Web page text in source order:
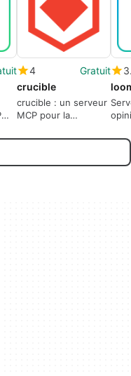
4
Gratuit
crucible
crucible : un serveur
MCP pour la
logiciels pilotée par